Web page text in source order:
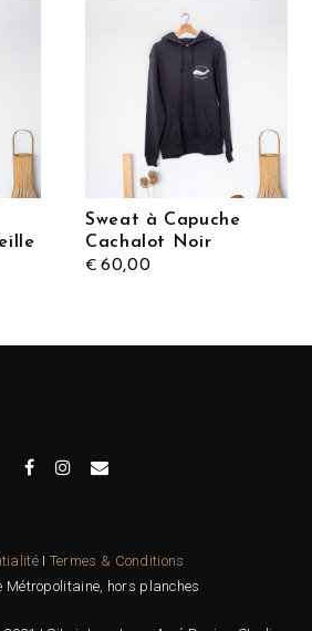
Sweat à Capuche
Cachalot Noir
€ 60,00
I Termes & Conditions
Métropolitaine, hors planches